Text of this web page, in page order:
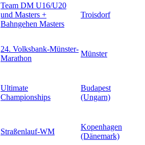
Team DM U16/U20
und Masters +
Bahngehen Masters
Troisdorf
24. Volksbank-Münster-
Marathon
Münster
Ultimate
Championships
Budapest
(Ungarn)
Straßenlauf-WM
Kopenhagen
(Dänemark)